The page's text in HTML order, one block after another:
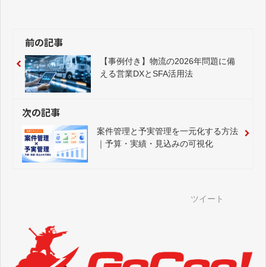
前の記事
【事例付き】物流の2026年問題に備
える営業DXとSFA活用法
次の記事
案件管理と予実管理を一元化する方法
｜予算・実績・見込みの可視化
ツイート